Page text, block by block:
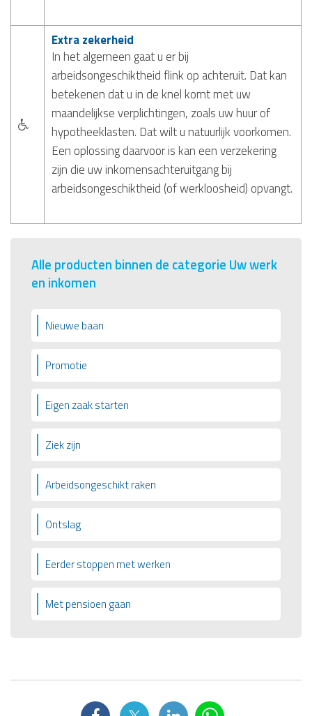
Extra zekerheid
In het algemeen gaat u er bij
arbeidsongeschiktheid flink op achteruit. Dat kan
betekenen dat u in de knel komt met uw
maandelijkse verplichtingen, zoals uw huur of
hypotheeklasten. Dat wilt u natuurlijk voorkomen.
Een oplossing daarvoor is kan een verzekering
zijn die uw inkomensachteruitgang bij
arbeidsongeschiktheid (of werkloosheid) opvangt.
Alle producten binnen de categorie Uw werk
en inkomen
Nieuwe baan
Promotie
Eigen zaak starten
Ziek zijn
Arbeidsongeschikt raken
Ontslag
Eerder stoppen met werken
Met pensioen gaan